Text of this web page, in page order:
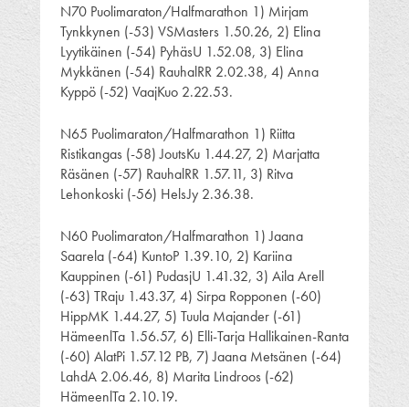
N70 Puolimaraton/Halfmarathon 1) Mirjam
Tynkkynen (-53) VSMasters 1.50.26, 2) Elina
Lyytikäinen (-54) PyhäsU 1.52.08, 3) Elina
Mykkänen (-54) RauhalRR 2.02.38, 4) Anna
Kyppö (-52) VaajKuo 2.22.53.
N65 Puolimaraton/Halfmarathon 1) Riitta
Ristikangas (-58) JoutsKu 1.44.27, 2) Marjatta
Räsänen (-57) RauhalRR 1.57.11, 3) Ritva
Lehonkoski (-56) HelsJy 2.36.38.
N60 Puolimaraton/Halfmarathon 1) Jaana
Saarela (-64) KuntoP 1.39.10, 2) Kariina
Kauppinen (-61) PudasjU 1.41.32, 3) Aila Arell
(-63) TRaju 1.43.37, 4) Sirpa Ropponen (-60)
HippMK 1.44.27, 5) Tuula Majander (-61)
HämeenlTa 1.56.57, 6) Elli-Tarja Hallikainen-Ranta
(-60) AlatPi 1.57.12 PB, 7) Jaana Metsänen (-64)
LahdA 2.06.46, 8) Marita Lindroos (-62)
HämeenlTa 2.10.19.